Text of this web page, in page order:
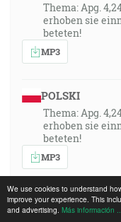
We use cookies to understand
improve your experience. This
and advertising. Más información
Thema: Apg.
erhoben sie
beteten!
MP3
POLSKI
Thema: Apg.
erhoben sie
beteten!
MP3
ITALIANO
Tema: Atti